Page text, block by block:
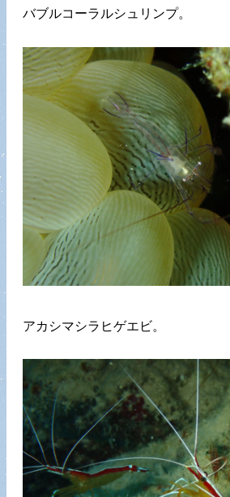
バブルコーラルシュリンプ。
アカシマシラヒゲエビ。